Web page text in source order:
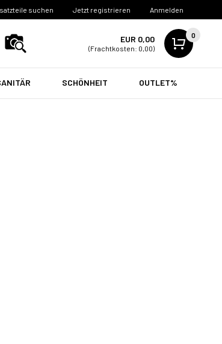
suchen Jetzt registrieren Anmelden
EUR 0,00
(Frachtkosten: 0,00)
0
SCHÖNHEIT OUTLET%